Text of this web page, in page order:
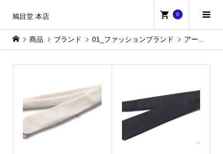
鳩目堂 本店 0
商品 ブランド 01_ファッションブランド アーディアンドシー